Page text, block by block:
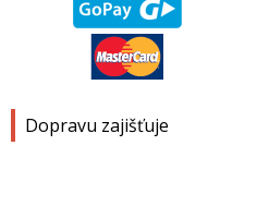
Dopravu zajišťuje